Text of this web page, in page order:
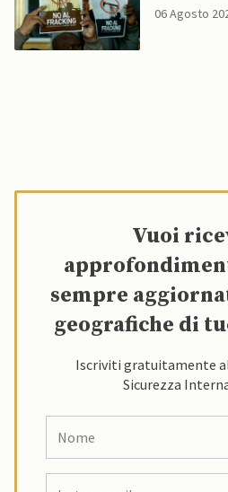
06 Agosto
Vuoi
sempre
geografiche di
Iscriviti gratuitamente
Sicurezza